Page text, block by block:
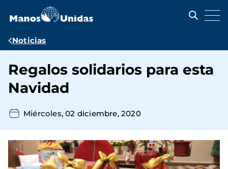
contenido
Ruta
navegación
Noticias
Regalos solidarios para esta
Navidad
Miércoles, 02 diciembre, 2020